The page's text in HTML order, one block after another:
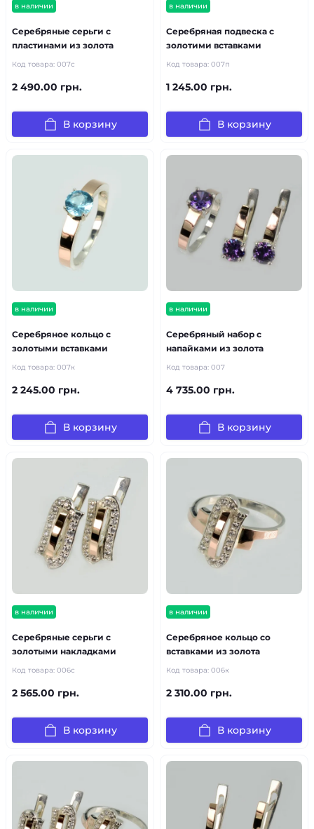
в наличии
Серебряные серьги с
пластинами из золота
Код товара: 007с
2 490.00 грн.
В корзину
в наличии
Серебряная подвеска с
золотими вставками
Код товара: 007п
1 245.00 грн.
В корзину
в наличии
Серебряное кольцо с
золотыми вставками
Код товара: 007к
2 245.00 грн.
В корзину
в наличии
Серебряный набор с
напайками из золота
Код товара: 007
4 735.00 грн.
В корзину
в наличии
Серебряные серьги с
золотыми накладками
Код товара: 006с
2 565.00 грн.
В корзину
в наличии
Серебряное кольцо со
вставками из золота
Код товара: 006к
2 310.00 грн.
В корзину